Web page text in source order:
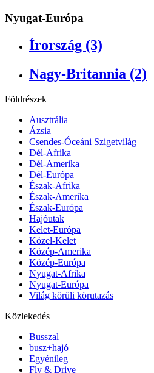
Nyugat-Európa
Írország (3)
Nagy-Britannia (2)
Földrészek
Ausztrália
Ázsia
Csendes-Óceáni Szigetvilág
Dél-Afrika
Dél-Amerika
Dél-Európa
Észak-Afrika
Észak-Amerika
Észak-Európa
Hajóutak
Kelet-Európa
Közel-Kelet
Közép-Amerika
Közép-Európa
Nyugat-Afrika
Nyugat-Európa
Világ körüli körutazás
Közlekedés
Busszal
busz+hajó
Egyénileg
Fly & Drive